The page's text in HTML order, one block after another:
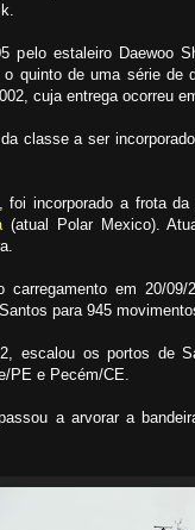
pelo estaleiro Daewoo
quinto de uma série de
cuja entrega ocorreu
classe a ser
foi incorporado a frota
(atual Polar Mexico).
carregamento em 20/
para 945
escalou os portos de
PE e Pecém/CE.
a arvorar a